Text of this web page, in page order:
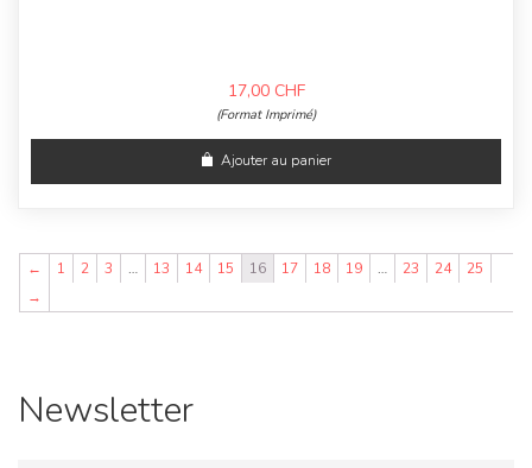
17,00 CHF
(Format Imprimé)
Ajouter au panier
← 1 2 3 … 13 14 15 16 17 18 19 … 23 24
25
→
Newsletter